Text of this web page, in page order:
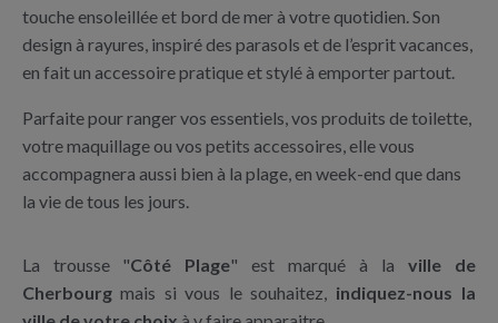
touche ensoleillée et bord de mer à votre quotidien. Son
design à rayures, inspiré des parasols et de l’esprit vacances,
en fait un accessoire pratique et stylé à emporter partout.
Parfaite pour ranger vos essentiels, vos produits de toilette,
votre maquillage ou vos petits accessoires, elle vous
accompagnera aussi bien à la plage, en week-end que dans
la vie de tous les jours.
La trousse "Côté Plage" est marqué à la ville de
Cherbourg mais si vous le souhaitez, indiquez-nous la